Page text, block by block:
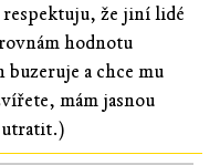
že jiní lidé
hodnotu
a chce mu
mám jasnou
utratit.)